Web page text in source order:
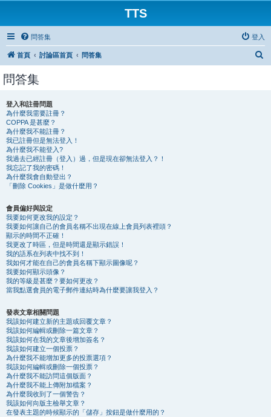
TTS
問答集 登入
首頁 討論區首頁 問答集
問答集
登入和註冊問題
為什麼我需要註冊？
COPPA 是甚麼？
為什麼我不能註冊？
我已註冊但是無法登入！
為什麼我不能登入?
我過去已經註冊（登入）過，但是現在卻無法登入？！
我忘記了我的密碼！
為什麼我會自動登出？
「刪除 Cookies」是做什麼用？
會員偏好與設定
我要如何更改我的設定？
我要如何讓自己的會員名稱不出現在線上會員列表裡頭？
顯示的時間不正確！
我更改了時區，但是時間還是顯示錯誤！
我的語系在列表中找不到！
我如何才能在自己的會員名稱下顯示圖像呢？
我要如何顯示頭像？
我的等級是甚麼？要如何更改？
當我點選會員的電子郵件連結時為什麼要讓我登入？
發表文章相關問題
我該如何建立新的主題或回覆文章？
我該如何編輯或刪除一篇文章？
我該如何在我的文章後增加簽名？
我該如何建立一個投票？
為什麼我不能增加更多的投票選項？
我該如何編輯或刪除一個投票？
為什麼我不能訪問這個版面？
為什麼我不能上傳附加檔案？
為什麼我收到了一個警告？
我該如何向版主檢舉文章？
在發表主題的時候顯示的「儲存」按鈕是做什麼用的？